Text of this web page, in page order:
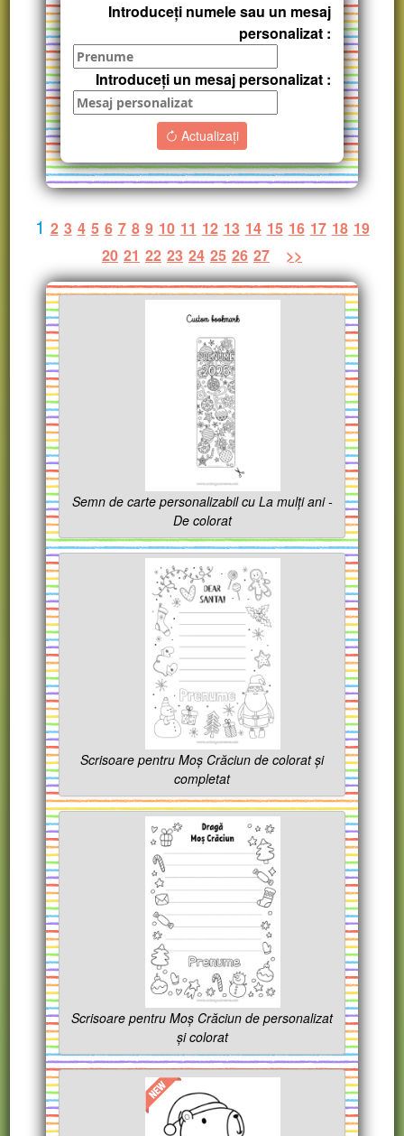
Introduceți numele sau un mesaj
personalizat :
Introduceți un mesaj personalizat :
Actualizați
1 2 3 4 5 6 7 8 9 10 11 12 13 14 15 16 17 18 19
20 21 22 23 24 25 26 27 >>
Semn de carte personalizabil cu La mulți ani -
De colorat
Scrisoare pentru Moș Crăciun de colorat și
completat
Scrisoare pentru Moș Crăciun de personalizat
și colorat